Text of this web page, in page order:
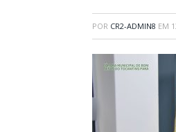
POR CR2-ADMIN8 EM